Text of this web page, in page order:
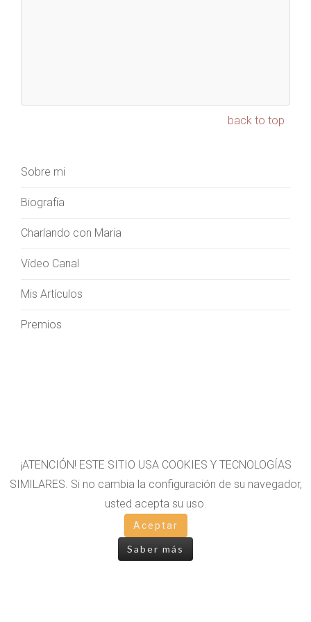
back to top
Sobre mi
Biografía
Charlando con Maria
Vídeo Canal
Mis Artículos
Premios
POLÍTICA DE COOKIES
¡ATENCIÓN! ESTE SITIO USA COOKIES Y TECNOLOGÍAS
SIMILARES. Si no cambia la configuración de su navegador,
usted acepta su uso.
Aceptar
Saber más